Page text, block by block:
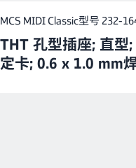
MCS MIDI Classic型号 232-
THT 孔型插座; 直型
定卡; 0.6 x 1.0 mm